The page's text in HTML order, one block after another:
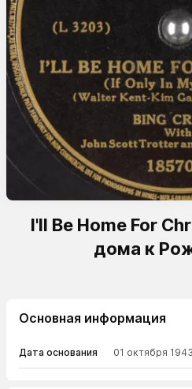
I'll Be Home For
дома к
Основная информация
Дата основания 01 октября 1943